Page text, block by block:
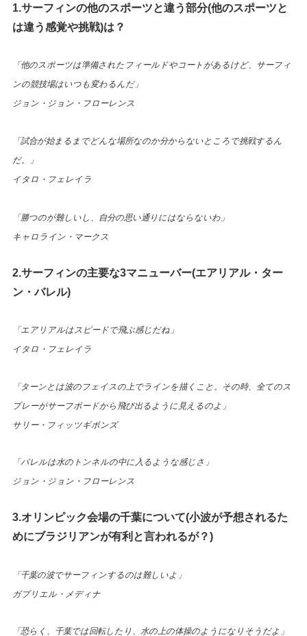
1.サーフィンの他のスポーツと違う部分(他のスポーツと
は違う感覚や挑戦)は？
「他のスポーツは準備されたフィールドやコートがあるけど、サーフィ
ンの競技場はいつも変わるんだ」
ジョン・ジョン・フローレンス
「試合が始まるまでどんな場所なのか分からないところで挑戦するん
だ。」
イタロ・フェレイラ
「勝つのが難しいし、自分の思い通りにはならないわ」
キャロライン・マークス
2.サーフィンの主要な3マニューバー(エアリアル・ター
ン・バレル)
「エアリアルはスピードで飛ぶ感じだね」
イタロ・フェレイラ
「ターンとは波のフェイスの上でラインを描くこと。その時、全てのス
プレーがサーフボードから飛び出るように見えるのよ」
サリー・フィッツギボンズ
「バレルは水のトンネルの中に入るような感じさ」
ジョン・ジョン・フローレンス
3.オリンピック会場の千葉について(小波が予想されるた
めにブラジリアンが有利と言われるが？)
「千葉の波でサーフィンするのは難しいよ」
ガブリエル・メディナ
「恐らく、千葉では回転したり、水の上の体操のようになりそうだよ」